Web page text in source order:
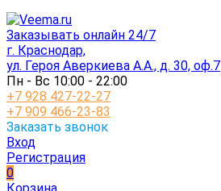
Заказывать онлайн 24/7
г. Краснодар,
ул. Героя Аверкиева А.А., д. 30, оф.7
Пн - Вс 10:00 - 22:00
+7 928 427-22-27
+7 909 466-23-83
Заказать звонок
Вход
Регистрация
0